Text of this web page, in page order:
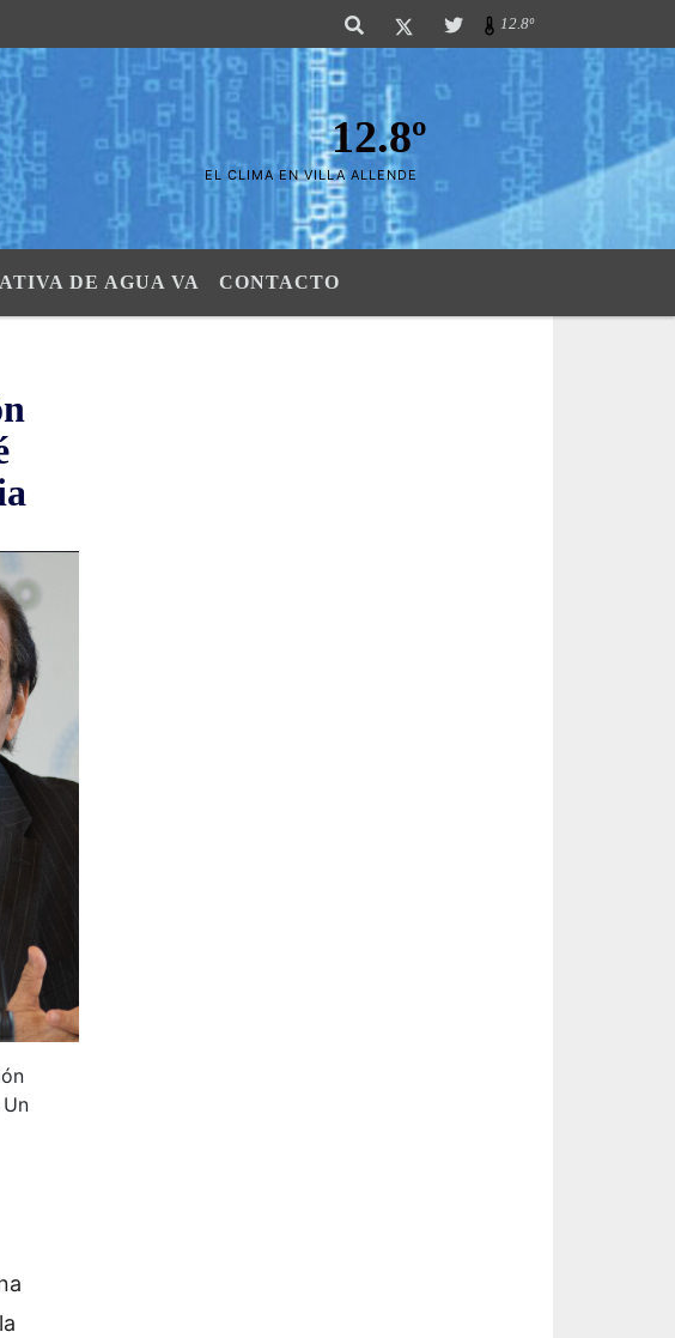
Aire de las Sierras". SI SU AVISO ESTA AQUÃ,..FELICITACIONES PUES..! "El
12.8º
12.8º
EL CLIMA EN VILLA ALLENDE
DE AGUA VA CONTACTO